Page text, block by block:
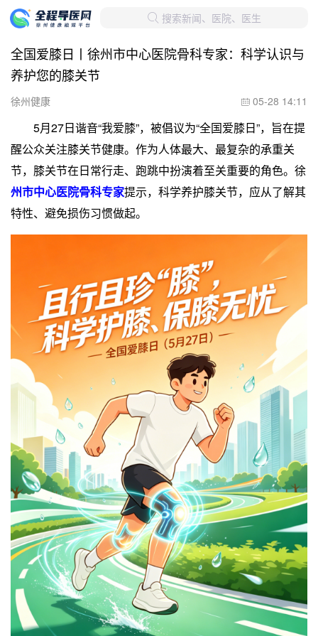
 搜索新闻、医院、医生
全国爱膝日丨徐州市中心医院骨科专家：科学认识与
养护您的膝关节
徐州健康  05-28 14:11
5月27日谐音“我爱膝”，被倡议为“全国爱膝日”，旨在提
醒公众关注膝关节健康。作为人体最大、最复杂的承重关
节，膝关节在日常行走、跑跳中扮演着至关重要的角色。徐
州市中心医院骨科专家提示，科学养护膝关节，应从了解其
特性、避免损伤习惯做起。